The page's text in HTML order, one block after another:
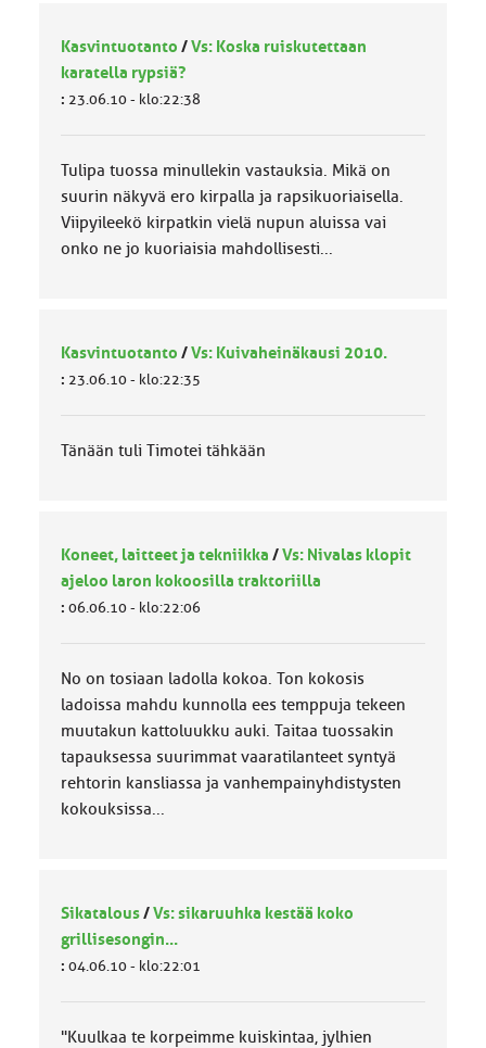
Kasvintuotanto /Vs: Koska ruiskutettaan
karatella rypsiä?
: 23.06.10 - klo:22:38
Tulipa tuossa minullekin vastauksia. Mikä on
suurin näkyvä ero kirpalla ja rapsikuoriaisella.
Viipyileekö kirpatkin vielä nupun aluissa vai
onko ne jo kuoriaisia mahdollisesti...
Kasvintuotanto /Vs: Kuivaheinäkausi 2010.
: 23.06.10 - klo:22:35
Tänään tuli Timotei tähkään
Koneet, laitteet ja tekniikka /Vs: Nivalas klopit
ajeloo laron kokoosilla traktoriilla
: 06.06.10 - klo:22:06
No on tosiaan ladolla kokoa. Ton kokosis
ladoissa mahdu kunnolla ees temppuja tekeen
muutakun kattoluukku auki. Taitaa tuossakin
tapauksessa suurimmat vaaratilanteet syntyä
rehtorin kansliassa ja vanhempainyhdistysten
kokouksissa...
Sikatalous/Vs: sikaruuhka kestää koko
grillisesongin...
: 04.06.10 - klo:22:01
"Kuulkaa te korpeimme kuiskintaa, jylhien